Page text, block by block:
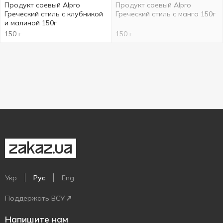
Продукт соевый Alpro
Греческий стиль с клубникой
и малиной 150г
150 г
Продукт соевый Alpro
Греческий стиль с манго 150г
150 г
Укр Рус Eng
Поддержать ВСУ
Напишите нам